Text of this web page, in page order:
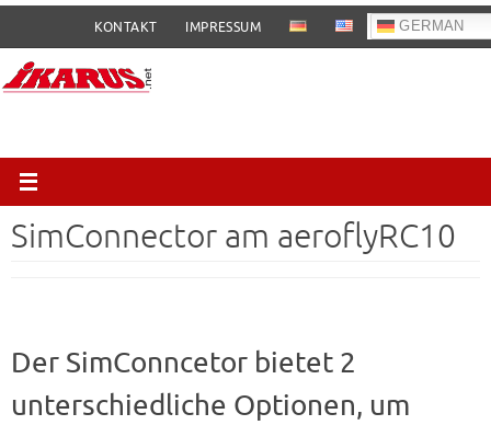
Inhalt
springen
KONTAKT IMPRESSUM GERMAN
SimConnector am aeroflyRC10
Der SimConncetor bietet 2
unterschiedliche Optionen, um